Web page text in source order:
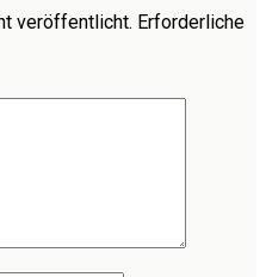
veröffentlicht. Erforderliche